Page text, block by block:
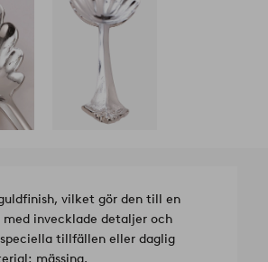
vilket gör den till en
invecklade detaljer och
tillfällen eller daglig
mässing.